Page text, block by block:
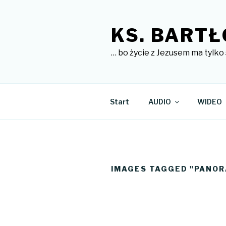
KS.
… bo życie z Jezusem ma tylko
Start AUDIO WIDEO
IMAGES TAGGED